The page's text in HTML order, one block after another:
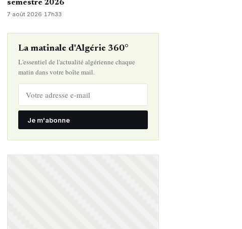
semestre 2026
7 août 2026· 17h33
La matinale d'Algérie 360°
L'essentiel de l'actualité algérienne chaque
matin dans votre boîte mail.
Je m'abonne